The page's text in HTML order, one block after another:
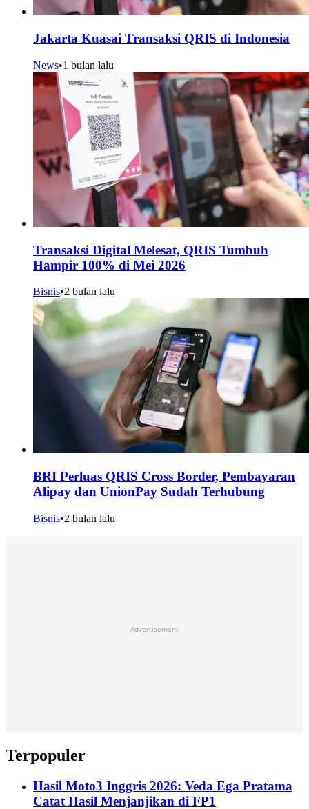
Jakarta Kuasai Transaksi QRIS di Indonesia
News•1 bulan lalu
Transaksi Digital Melesat, QRIS Tumbuh
Hampir 100% di Mei 2026
Bisnis•2 bulan lalu
BRI Perluas QRIS Cross Border, Pembayaran
Alipay dan UnionPay Sudah Terhubung
Bisnis•2 bulan lalu
Advertisement
Terpopuler
Hasil Moto3 Inggris 2026: Veda Ega Pratama
Catat Hasil Menjanjikan di FP1